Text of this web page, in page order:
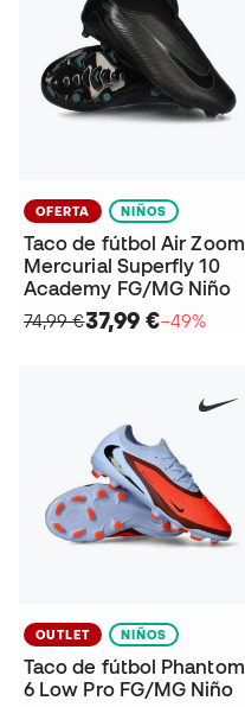
OFERTA NIÑOS
Taco de fútbol Air Zoom
Mercurial Superfly 10
Academy FG/MG Niño
74,99 €37,99 €−49%
OUTLET NIÑOS
Taco de fútbol Phantom
6 Low Pro FG/MG Niño